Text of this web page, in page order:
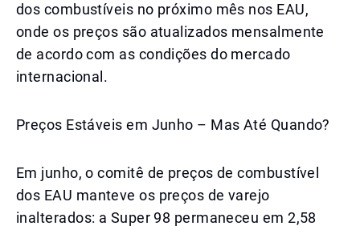
dos combustíveis no próximo mês nos EAU,
onde os preços são atualizados mensalmente
de acordo com as condições do mercado
internacional.
Preços Estáveis em Junho – Mas Até Quando?
Em junho, o comitê de preços de combustível
dos EAU manteve os preços de varejo
inalterados: a Super 98 permaneceu em 2,58